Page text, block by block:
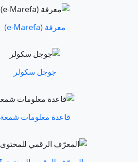
معرفة (e-Marefa)
جوجل سكولر
قاعدة معلومات شمعة